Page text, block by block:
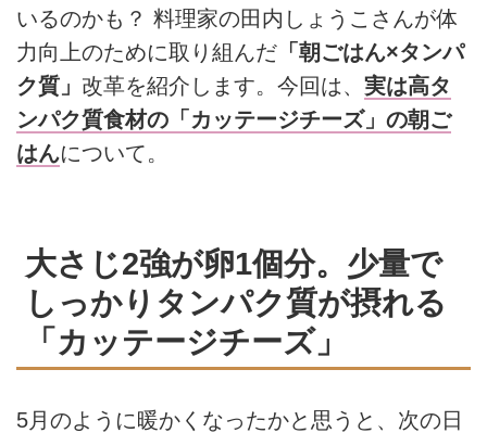
いるのかも？ 料理家の田内しょうこさんが体
力向上のために取り組んだ 「朝ごはん×タンパ
ク質」 改革を紹介します。今回は、 実は高タ
ンパク質食材の「カッテージチーズ」の朝ご
はんについて。
大さじ2強が卵1個分。少量で
しっかりタンパク質が摂れる
「カッテージチーズ」
5月のように暖かくなったかと思うと、次の日